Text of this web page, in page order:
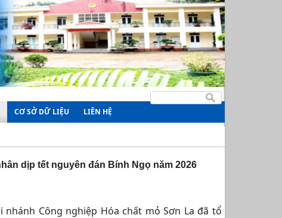
CƠ SỞ DỮ LIỆU LIÊN HỆ
dịp tết nguyên đán Bính Ngọ năm 2026
nhánh Công nghiệp Hóa chất mỏ Sơn La đã tổ